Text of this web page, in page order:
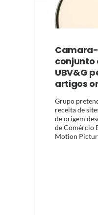
conjunto
UBV&G
artigos
Grupo
receita de
de origem
de Comércio
Motion